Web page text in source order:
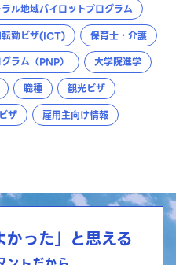
ル地域パイロットプログラム
転勤ビザ(ICT)
保育士・介護
ラム（PNP）
大学院進学
職種
観光ビザ
ザ 雇用主向け情報
かった」と思える